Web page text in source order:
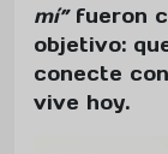
mí”fueron
objetivo:
conecte
vive hoy.